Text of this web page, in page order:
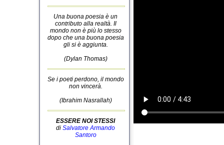
Una buona poesia è un
contributo alla realtà. Il
mondo non è più lo stesso
dopo che una buona poesia
gli si è aggiunta.
(Dylan Thomas)
Se i poeti perdono, il mondo
non vincerà.
(Ibrahim Nasrallah)
ESSERE NOI STESSI
di Salvatore Armando
Santoro